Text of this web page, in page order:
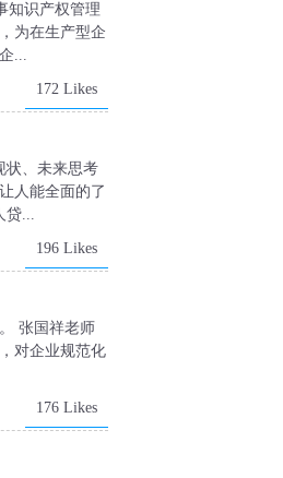
知识产权管理
为在生产型企
...
172 Likes
状、未来思考
人能全面的了
贷...
196 Likes
张国祥老师
对企业规范化
176 Likes